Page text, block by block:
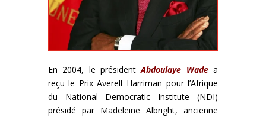
En 2004, le présidentAbdoulaye Wadea
reçu le Prix Averell Harriman pour l’Afrique
du National Democratic Institute (NDI)
présidé par Madeleine Albright, ancienne